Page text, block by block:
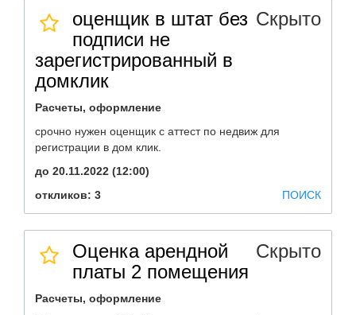
оценщик в штат без
подписи не
зарегистрированный в
домклик
Скрыто
Расчеты, оформление
срочно нужен оценщик с аттест по недвиж для
регистрации в дом клик.
до 20.11.2022 (12:00)
откликов: 3
ПОИСК
Оценка арендной
платы 2 помещения
Скрыто
Расчеты, оформление